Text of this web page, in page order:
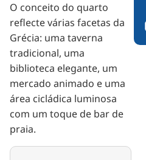
O conceito do quarto
reflecte várias facetas da
Grécia: uma taverna
tradicional, uma
biblioteca elegante, um
mercado animado e uma
área cicládica luminosa
com um toque de bar de
praia.